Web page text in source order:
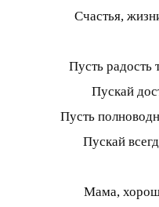
Счастья,
Пусть радость
Пускай
Пусть
Пускай
Мама,